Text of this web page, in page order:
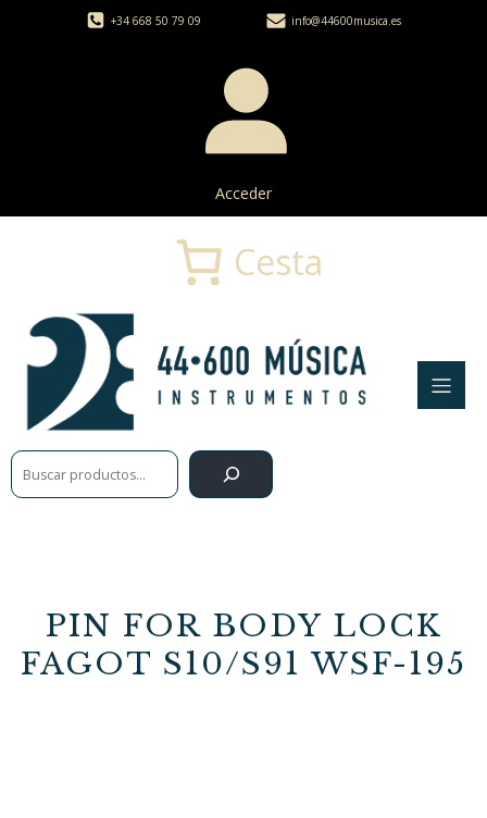
+34 668 50 79 09 info@44600musica.es
Acceder
Buscar
Cesta
PIN FOR BODY LOCK
FAGOT S10/S91 WSF-195